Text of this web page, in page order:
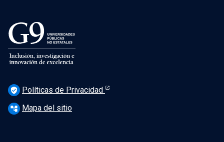
verified_user Políticas de Privacidad
account_tree Mapa del sitio